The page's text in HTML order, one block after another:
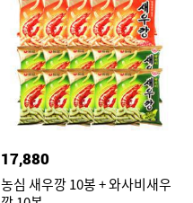
17,880
농심 새우깡 10봉 + 와사비새우